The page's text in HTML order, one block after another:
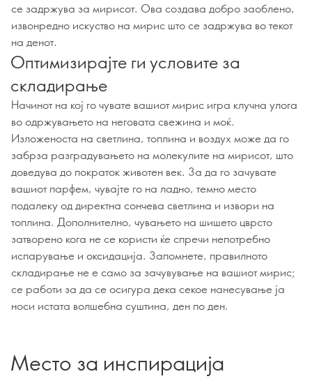
се задржува за мирисот. Ова создава добро заоблено,
извонредно искуство на мирис што се задржува во текот
на денот.
Оптимизирајте ги условите за
складирање
Начинот на кој го чувате вашиот мирис игра клучна улога
во одржувањето на неговата свежина и моќ.
Изложеноста на светлина, топлина и воздух може да го
забрза разградувањето на молекулите на мирисот, што
доведува до пократок животен век. За да го зачувате
вашиот парфем, чувајте го на ладно, темно место
подалеку од директна сончева светлина и извори на
топлина. Дополнително, чувањето на шишето цврсто
затворено кога не се користи ќе спречи непотребно
испарување и оксидација. Запомнете, правилното
складирање не е само за зачувување на вашиот мирис;
се работи за да се осигура дека секое нанесување ја
носи истата волшебна суштина, ден по ден.
Место за инспирација